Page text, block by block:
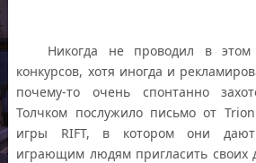
Никогда не проводил в этом
конкурсов, хотя иногда и
почему-то очень спонтанно
Толчком послужило письмо от
игры RIFT, в котором они
играющим людям пригласить своих